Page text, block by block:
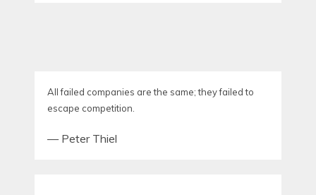
All failed companies are the same; they failed to
escape competition.
— Peter Thiel